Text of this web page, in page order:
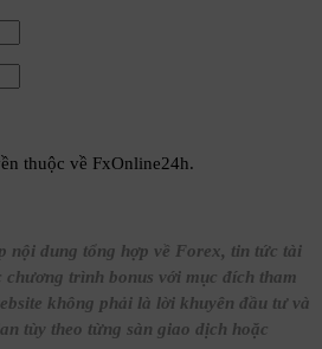
thuộc về FxOnline24h.
nội dung tổng hợp về Forex, tin tức tài
chương trình bonus với mục đích tham
không phải là lời khuyên đầu tư và
tùy theo từng sàn giao dịch hoặc